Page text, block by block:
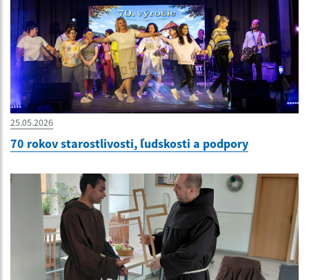
25.05.2026
70 rokov starostlivosti, ľudskosti a podpory